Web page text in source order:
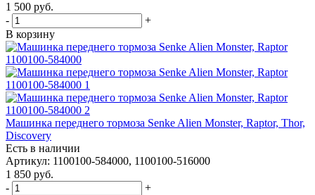
1 500 руб.
-
+
В корзину
Машинка переднего тормоза Senke Alien Monster, Raptor, Thor,
Discovery
Есть в наличии
Артикул: 1100100-584000, 1100100-516000
1 850 руб.
-
+